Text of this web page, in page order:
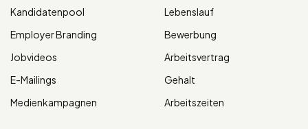
Kandidatenpool
Employer Branding
Jobvideos
E-Mailings
Medienkampagnen
Lebenslauf
Bewerbung
Arbeitsvertrag
Gehalt
Arbeitszeiten